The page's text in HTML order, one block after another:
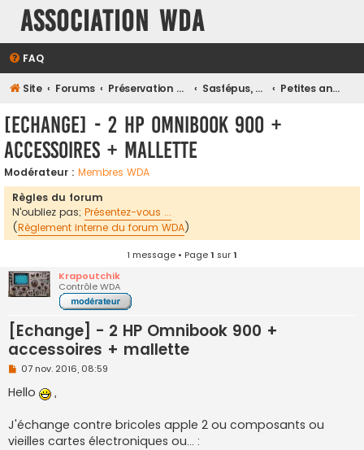
Association WDA
FAQ
Site Forums Préservation et Restauration du Patrimoine Numérique Sasfépus, Oldies, Machines & Systèmes d'Antan Petites annonces Oldies
[Echange] - 2 HP Omnibook 900 +
accessoires + mallette
Modérateur : Membres WDA
Règles du forum
N'oubliez pas; Présentez-vous ...
(Règlement interne du forum WDA)
1 message • Page1 sur1
Krapoutchik
Contrôle WDA
[Echange] - 2 HP Omnibook 900 +
accessoires + mallette
M
s
s
g
e
n
07 nov. 2016, 08:59
Hello
,
J'échange contre bricoles apple 2 ou composants ou
vieilles cartes électroniques ou... :